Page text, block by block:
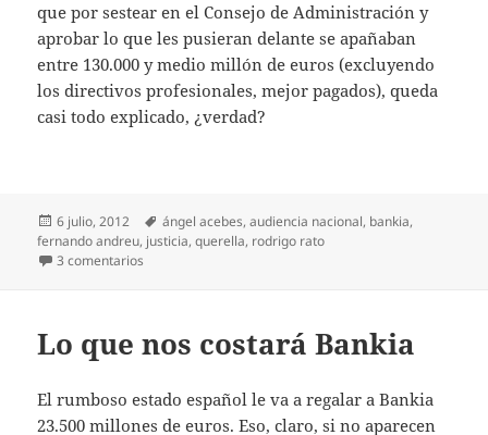
que por sestear en el Consejo de Administración y
aprobar lo que les pusieran delante se apañaban
entre 130.000 y medio millón de euros (excluyendo
los directivos profesionales, mejor pagados), queda
casi todo explicado, ¿verdad?
Publicado
el
6 julio, 2012 Etiquetas
ángel acebes,audiencia nacional, bankia,
fernando andreu, justicia,querella, rodrigo rato
3 comentarios
Lo que nos costará Bankia
El rumboso estado español le va a regalar a Bankia
23.500 millones de euros. Eso, claro, si no aparecen